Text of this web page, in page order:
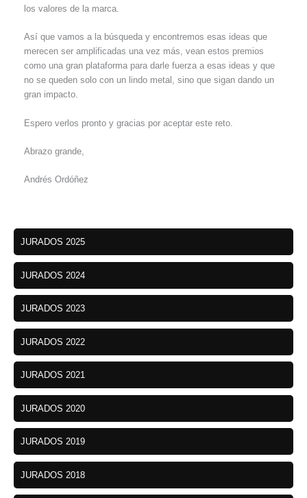
los valores de la marca.
Así que vamos a la búsqueda y encontremos esas ideas que
merecen ser amplificadas una vez más, vean estos premios
como una gran plataforma para darle fuerza a esas ideas y que
no se queden solo con un lindo metal, sino que sigan dando un
gran impacto.
Espero verlos pronto y gracias por aceptar este reto.
Abrazo grande,
Andrés Ordóñez
JURADOS 2025
JURADOS 2024
JURADOS 2023
JURADOS 2022
JURADOS 2021
JURADOS 2020
JURADOS 2019
JURADOS 2018